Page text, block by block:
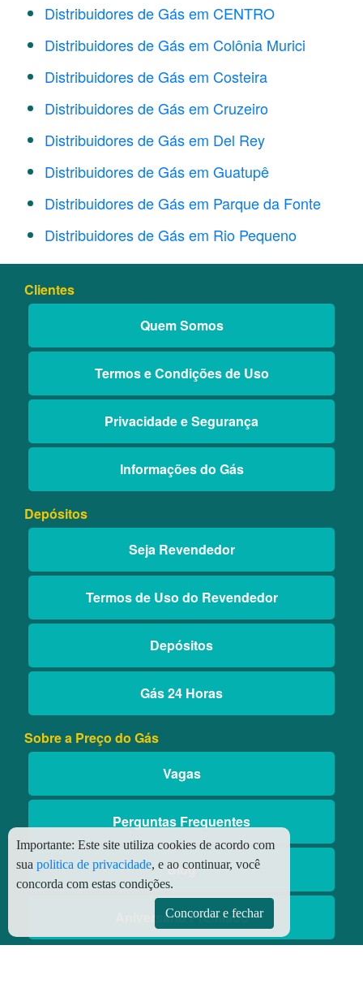
Distribuidores de Gás em CENTRO
Distribuidores de Gás em Colônia Murici
Distribuidores de Gás em Costeira
Distribuidores de Gás em Cruzeiro
Distribuidores de Gás em Del Rey
Distribuidores de Gás em Guatupê
Distribuidores de Gás em Parque da Fonte
Distribuidores de Gás em Rio Pequeno
Clientes
Quem Somos
Termos e Condições de Uso
Privacidade e Segurança
Informações do Gás
Depósitos
Seja Revendedor
Termos de Uso do Revendedor
Depósitos
Gás 24 Horas
Sobre a Preço do Gás
Vagas
Perguntas Frequentes
Blog
Aniversário Premiado
Importante: Este site utiliza cookies de acordo com
sua politica de privacidade, e ao continuar, você
concorda com estas condições.
Concordar e fechar